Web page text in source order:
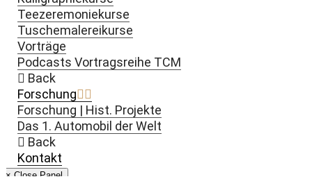
Teezeremoniekurse
Tuschemalereikurse
Vorträge
Podcasts Vortragsreihe TCM
Back
Forschung
Forschung | Hist. Projekte
Das 1. Automobil der Welt
Back
Kontakt
× Close Panel